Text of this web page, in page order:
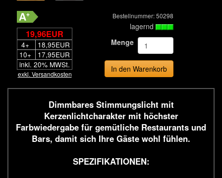
19,96EUR
4+
18,95EUR
10+
17,95EUR
inkl. 20% MWSt.
exkl. Versandkosten
Bestellnummer: 50298
lagernd
Menge
In den Warenkorb
Dimmbares Stimmungslicht mit
Kerzenlichtcharakter mit höchster
Farbwiedergabe für gemütliche Restaurants und
Bars, damit sich Ihre Gäste wohl fühlen.
SPEZIFIKATIONEN: